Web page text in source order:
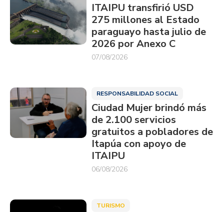
ITAIPU transfirió USD
275 millones al Estado
paraguayo hasta julio de
2026 por Anexo C
07/08/2026
RESPONSABILIDAD SOCIAL
Ciudad Mujer brindó más
de 2.100 servicios
gratuitos a pobladores de
Itapúa con apoyo de
ITAIPU
06/08/2026
TURISMO